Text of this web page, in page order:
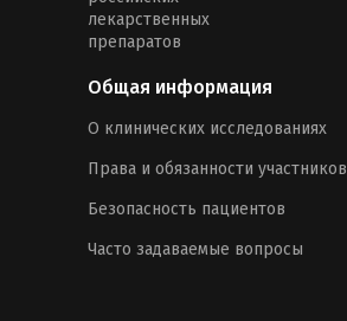
лекарственных
препаратов
Общая информация
О клинических исследованиях
Права и обязанности участников
Безопасность пациентов
Часто задаваемые вопросы